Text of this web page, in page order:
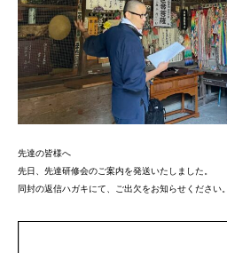
先達の皆様へ
先日、先達研修会のご案内を発送いたしました。
同封の返信ハガキにて、ご出欠をお知らせください。